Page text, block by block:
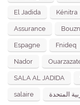
El Jadida Kénitra
Assurance
Espagne Fnideq
Nador
SALA AL JADIDA
salaire المتحدة